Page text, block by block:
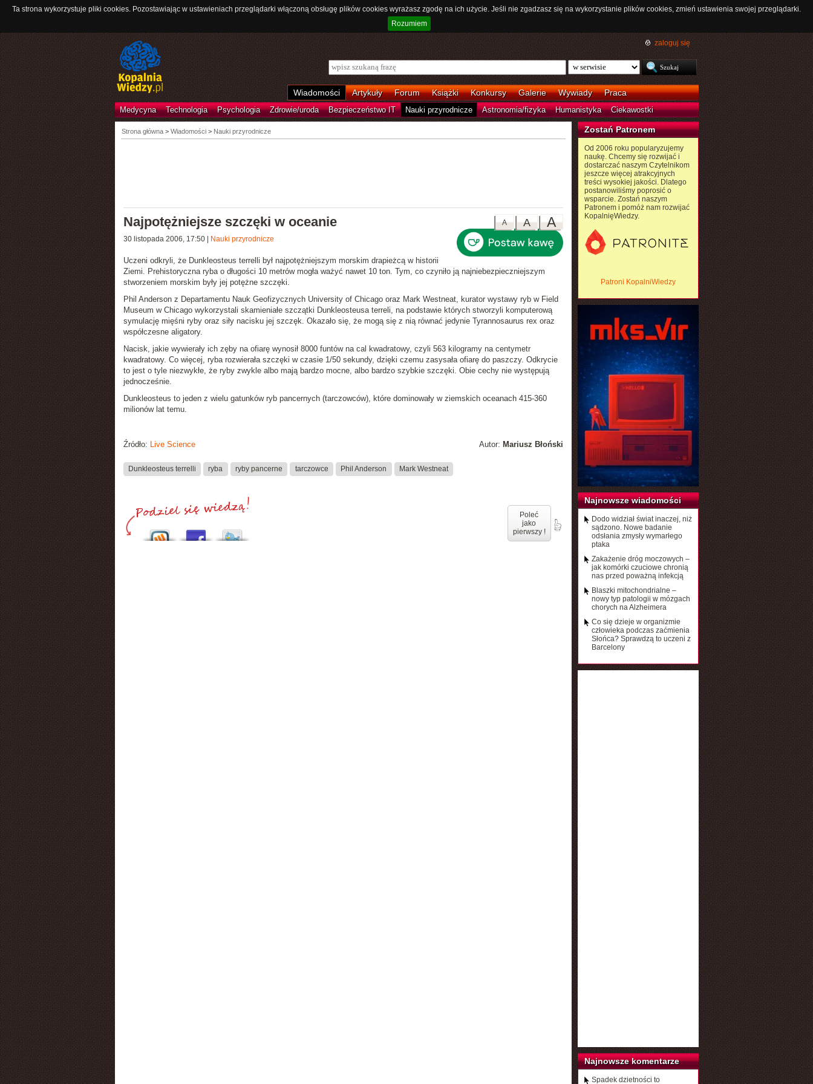
Ta strona wykorzystuje pliki cookies. Pozostawiając w ustawieniach przeglądarki włączoną obsługę plików cookies wyrażasz zgodę na ich użycie. Jeśli nie zgadzasz się na wykorzystanie plików cookies, zmień ustawienia swojej przeglądarki.
Rozumiem
zaloguj się
Wiadomości Artykuły Forum Książki Konkursy Galerie Wywiady Praca
Medycyna Technologia Psychologia Zdrowie/uroda Bezpieczeństwo IT Nauki przyrodnicze Astronomia/fizyka Humanistyka Ciekawostki
Strona główna> Wiadomości > Nauki przyrodnicze
A
A
A
Najpotężniejsze szczęki w oceanie
30 listopada 2006, 17:50| Nauki przyrodnicze
Uczeni odkryli, że Dunkleosteus terrelli był najpotężniejszym morskim drapieżcą w historii
Ziemi. Prehistoryczna ryba o długości 10 metrów mogła ważyć nawet 10 ton. Tym, co czyniło ją najniebezpieczniejszym
stworzeniem morskim były jej potężne szczęki.
Phil Anderson z Departamentu Nauk Geofizycznych University of Chicago oraz Mark Westneat, kurator wystawy ryb w Field
Museum w Chicago wykorzystali skamieniałe szczątki Dunkleosteusa terreli, na podstawie których stworzyli komputerową
symulację mięśni ryby oraz siły nacisku jej szczęk. Okazało się, że mogą się z nią równać jedynie Tyrannosaurus rex oraz
współczesne aligatory.
Nacisk, jakie wywierały ich zęby na ofiarę wynosił 8000 funtów na cal kwadratowy, czyli 563 kilogramy na centymetr
kwadratowy. Co więcej, ryba rozwierała szczęki w czasie 1/50 sekundy, dzięki czemu zasysała ofiarę do paszczy. Odkrycie
to jest o tyle niezwykłe, że ryby zwykle albo mają bardzo mocne, albo bardzo szybkie szczęki. Obie cechy nie występują
jednocześnie.
Dunkleosteus to jeden z wielu gatunków ryb pancernych (tarczowców), które dominowały w ziemskich oceanach 415-360
milionów lat temu.
Autor: Mariusz Błoński
Źródło: Live Science
Dunkleosteus terrelli ryba ryby pancerne tarczowce Phil Anderson Mark Westneat
Poleć
jako
pierwszy !
Zostań Patronem
Od 2006 roku popularyzujemy
naukę. Chcemy się rozwijać i
dostarczać naszym Czytelnikom
jeszcze więcej atrakcyjnych
treści wysokiej jakości. Dlatego
postanowiliśmy poprosić o
wsparcie. Zostań naszym
Patronem i pomóż nam rozwijać
KopalnięWiedzy.
Patroni KopalniWiedzy
Najnowsze wiadomości
Dodo widział świat inaczej, niż
sądzono. Nowe badanie
odsłania zmysły wymarłego
ptaka
Zakażenie dróg moczowych –
jak komórki czuciowe chronią
nas przed poważną infekcją
Blaszki mitochondrialne –
nowy typ patologii w mózgach
chorych na Alzheimera
Co się dzieje w organizmie
człowieka podczas zaćmienia
Słońca? Sprawdzą to uczeni z
Barcelony
Najnowsze komentarze
Spadek dzietności to